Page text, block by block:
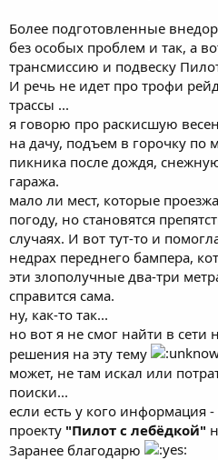
Более подготовленные
без особых проблем и так, а
трансмиссию и подвеску
И речь не идет про трофи
трассы ...
я говорю про раскисшую
на дачу, подъем в горочку по
пикника после дождя,
гаража.
мало ли мест, которые
погоду, но становятся
случаях. И вот тут-то и
недрах переднего бампера,
эти злополучные два-три
справится сама.
ну, как-то так...
но вот я не смог найти в сети
решения на эту тему
может, не там искал или
поиски...
если есть у кого информация
проекту "Пилот с лебёдкой"
Заранее благодарю